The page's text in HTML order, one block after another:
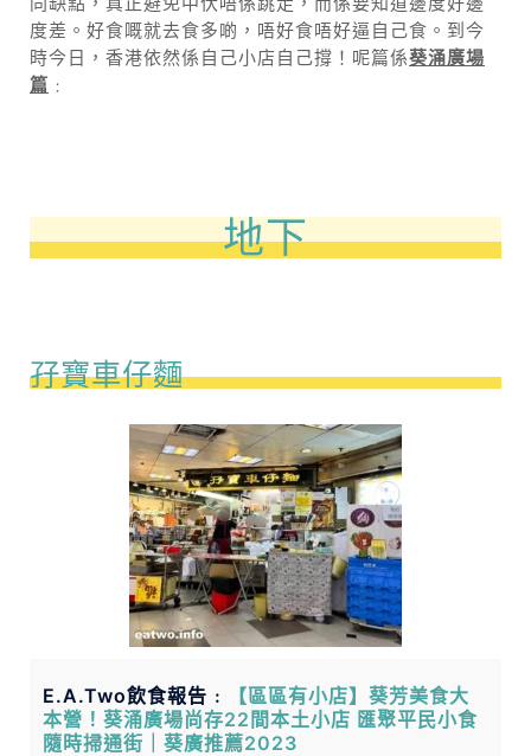
度差。好食嘅就去食多啲，唔好食唔好逼自己食。到今
時今日，香港依然係自己小店自己撐！呢篇係葵涌廣場
篇 ﹕
地下
孖寶車仔麵
E.A.Two飲食報告﹕
【區區有小店】葵芳美食大
本營！葵涌廣場尚存22間本土小店 匯聚平民小食
隨時掃通街｜葵廣推薦2023